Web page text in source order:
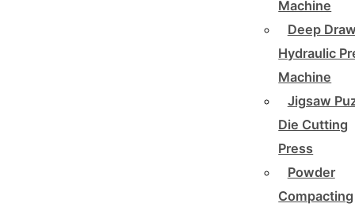
Machine
Deep
Hydraulic
Machine
Jigsaw
Die Cutting
Press
Powder
Compacting